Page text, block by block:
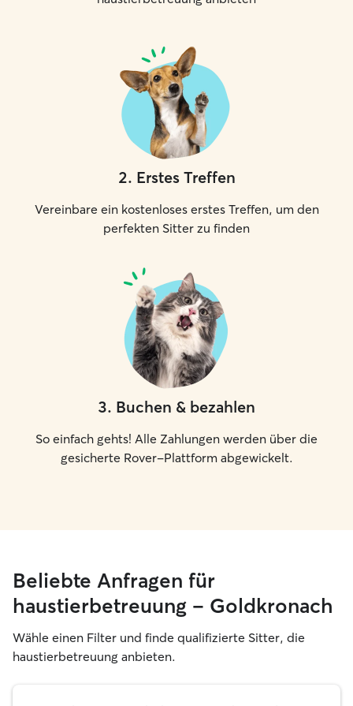
2. Erstes Treffen
Vereinbare ein kostenloses erstes Treffen, um den
perfekten Sitter zu finden
3. Buchen & bezahlen
So einfach gehts! Alle Zahlungen werden über die
gesicherte Rover-Plattform abgewickelt.
Beliebte Anfragen für
haustierbetreuung – Goldkronach
Wähle einen Filter und finde qualifizierte Sitter, die
haustierbetreuung anbieten.